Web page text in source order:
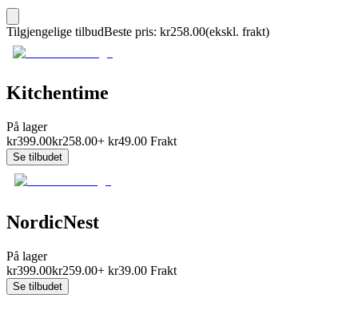
Tilgjengelige tilbudBeste pris: kr258.00(ekskl. frakt)
Kitchentime
På lager
kr399.00kr258.00+ kr49.00 Frakt
Se tilbudet
NordicNest
På lager
kr399.00kr259.00+ kr39.00 Frakt
Se tilbudet